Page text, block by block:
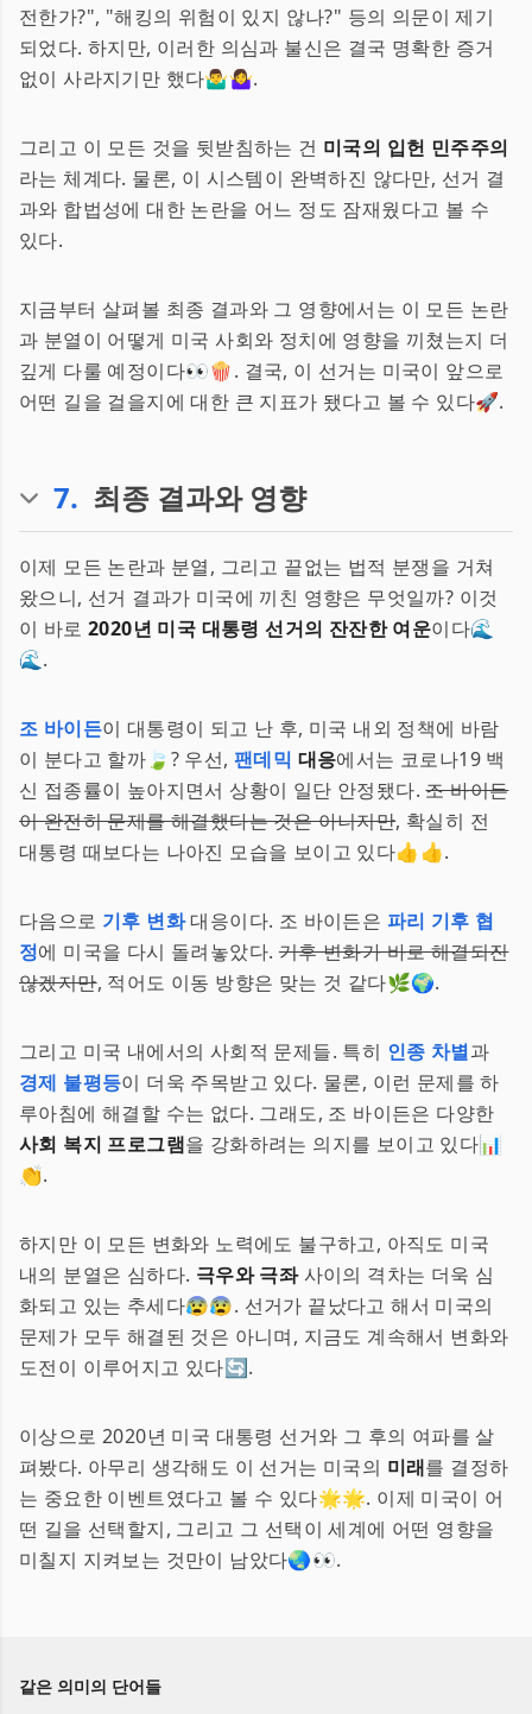
전한가?", "해킹의 위험이 있지 않나?" 등의 의문이 제기
되었다. 하지만, 이러한 의심과 불신은 결국 명확한 증거
없이 사라지기만 했다🤷‍♂️🤷‍♀️.
그리고 이 모든 것을 뒷받침하는 건 미국의 입헌 민주주의
라는 체계다. 물론, 이 시스템이 완벽하진 않다만, 선거 결
과와 합법성에 대한 논란을 어느 정도 잠재웠다고 볼 수
있다.
지금부터 살펴볼 최종 결과와 그 영향에서는 이 모든 논란
과 분열이 어떻게 미국 사회와 정치에 영향을 끼쳤는지 더
깊게 다룰 예정이다👀🍿. 결국, 이 선거는 미국이 앞으로
어떤 길을 걸을지에 대한 큰 지표가 됐다고 볼 수 있다🚀.
7. 최종 결과와 영향
이제 모든 논란과 분열, 그리고 끝없는 법적 분쟁을 거쳐
왔으니, 선거 결과가 미국에 끼친 영향은 무엇일까? 이것
이 바로 2020년 미국 대통령 선거의 잔잔한 여운이다🌊
🌊.
조 바이든이 대통령이 되고 난 후, 미국 내외 정책에 바람
이 분다고 할까🍃? 우선, 팬데믹 대응에서는 코로나19 백
신 접종률이 높아지면서 상황이 일단 안정됐다.조 바이든
이 완전히 문제를 해결했다는 것은 아니지만, 확실히 전
대통령 때보다는 나아진 모습을 보이고 있다👍👍.
다음으로 기후 변화대응이다. 조 바이든은 파리 기후 협
정에 미국을 다시 돌려놓았다.기후 변화가 바로 해결되진
않겠지만, 적어도 이동 방향은 맞는 것 같다🌿🌍.
그리고 미국 내에서의 사회적 문제들. 특히 인종 차별과
경제 불평등이 더욱 주목받고 있다. 물론, 이런 문제를 하
루아침에 해결할 수는 없다. 그래도, 조 바이든은 다양한
사회 복지 프로그램을 강화하려는 의지를 보이고 있다📊
👏.
하지만 이 모든 변화와 노력에도 불구하고, 아직도 미국
내의 분열은 심하다. 극우와 극좌사이의 격차는 더욱 심
화되고 있는 추세다😰😰. 선거가 끝났다고 해서 미국의
문제가 모두 해결된 것은 아니며, 지금도 계속해서 변화와
도전이 이루어지고 있다🔄.
이상으로 2020년 미국 대통령 선거와 그 후의 여파를 살
펴봤다. 아무리 생각해도 이 선거는 미국의 미래를 결정하
는 중요한 이벤트였다고 볼 수 있다🌟🌟. 이제 미국이 어
떤 길을 선택할지, 그리고 그 선택이 세계에 어떤 영향을
미칠지 지켜보는 것만이 남았다🌏👀.
같은 의미의 단어들